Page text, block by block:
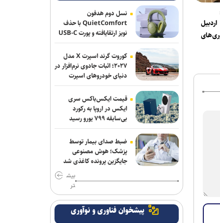
نمی‌تواند مانند انسان فکر کند
بازیکنان می‌توانند بازی Ghost Recon را تا
۲۲ مرداد به‌صورت دائمی دریافت کنند
نسل دوم هدفون
QuietComfort با حذف
نویز ارتقایافته و پورت USB-C
عرضه شد
کوروت گرند اسپرت X مدل
۲۰۲۷؛ اثبات جادوی نرم‌افزار در
دنیای خودروهای اسپرت
قیمت ایکس‌باکس سری
ایکس در اروپا به رکورد
بی‌سابقه ۷۹۹ یورو رسید
ضبط صدای بیمار توسط
پزشک؛ هوش مصنوعی
جایگزین پرونده کاغذی شد
بیش
تر
پیشخوان فناوری و نوآوری